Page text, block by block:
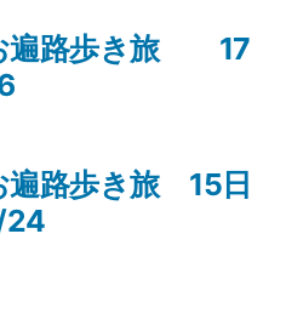
ー:
遍路歩き旅 15日
遍路歩き旅 17